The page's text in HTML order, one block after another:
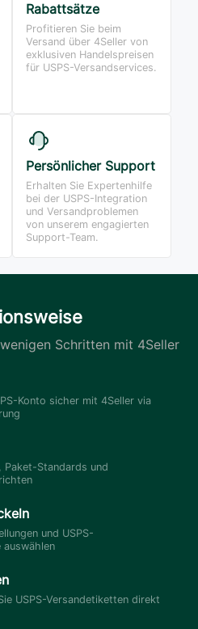
Rabattsätze
Profitieren Sie beim
Versand über 4Seller von
exklusiven Handelspreisen
für USPS-Versandservices.
Persönlicher Support
Erhalten Sie Expertenhilfe
bei der USPS-Integration
und Versandproblemen
von unserem engagierten
Support-Team.
Schritten mit 4Seller
Konto sicher mit 4Seller via
Paket-Standards und
und USPS-
USPS-Versandetiketten direkt